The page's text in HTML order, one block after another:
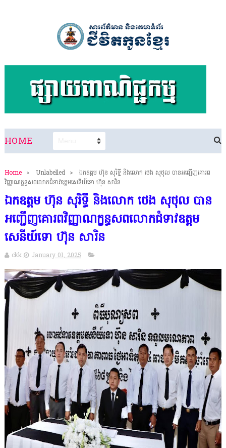
HOME
Home > Unlabelled >
ឯកឧត្តម ហ៊ុន សុរិទ្ធី និងលោក ថេង សុថុល បានអញ្ជើញគោរព
វិញ្ញាណក្ខន្ធសពលោកជំទាវឧត្ដមសេនីយ៍ទោ ហ៊ុន សារិន
ឯកឧត្តម ហ៊ុន សុរិទ្ធី និងលោក ថេង សុថុល បាន
អញ្ជើញគោរពវិញ្ញាណក្ខន្ធសពលោកជំទាវឧត្ដម
សេនីយ៍ទោ ហ៊ុន សារិន
ckk January 01, 2025